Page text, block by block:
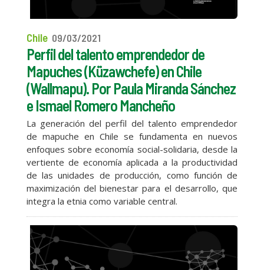
Chile 09/03/2021
Perfil del talento emprendedor de
Mapuches (Küzawchefe) en Chile
(Wallmapu). Por Paula Miranda Sánchez
e Ismael Romero Mancheño
La generación del perfil del talento emprendedor
de mapuche en Chile se fundamenta en nuevos
enfoques sobre economía social-solidaria, desde la
vertiente de economía aplicada a la productividad
de las unidades de producción, como función de
maximización del bienestar para el desarrollo, que
integra la etnia como variable central.